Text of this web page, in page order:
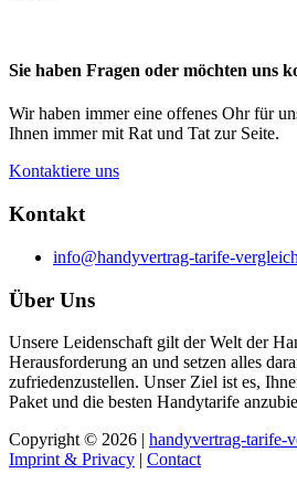
Sie haben Fragen oder möchten uns
Wir haben immer eine offenes Ohr für
Ihnen immer mit Rat und Tat zur Seite.
Kontaktiere uns
Kontakt
info@handyvertrag-tarife-
Über Uns
Unsere Leidenschaft gilt der Welt der
Herausforderung an und setzen alles
zufriedenzustellen. Unser Ziel ist es,
Paket und die besten Handytarife
Copyright © 2026 | handyvertrag-tarife-
Imprint & Privacy | Contact